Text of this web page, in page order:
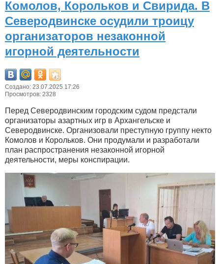
Комолов, Корольков и Свирида. В
Северодвинске осудили троицу
организаторов незаконной
игорной деятельности
Создано: 23.07.2025 17:26
Просмотров: 2328
Перед Северодвинским городским судом предстали
организаторы азартных игр в Архангельске и
Северодвинске. Организовали преступную группу некто
Комолов и Корольков. Они продумали и разработали
план распространения незаконной игорной
деятельности, меры конспирации.